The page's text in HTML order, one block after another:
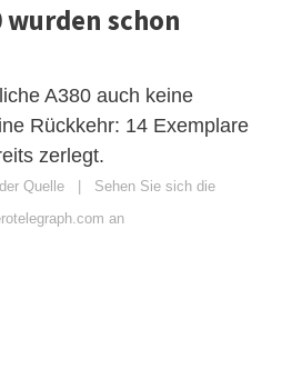
wurden schon
A380 auch keine
Rückkehr: 14 Exemplare
zerlegt.
Quelle | Sehen Sie sich die
an